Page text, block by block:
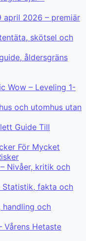
april 2026 – premiär
skötsel och
åldersgräns
Wow – Leveling 1-
och utomhus utan
Guide Till
För Mycket
Nivåer, kritik och
Statistik, fakta och
handling och
Vårens Hetaste